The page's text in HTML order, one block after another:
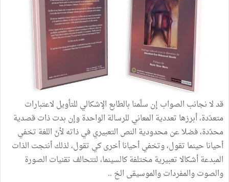
قد لا نجانب الصواب إن سلّمنا بالطابع الإشكالي للتأويل لاعتبارات
متعدّدة، أبرزها تعددية المعاني للرسالة الواحدة وإن بدت ذات قصدية
محدّدة، فضلا عن محدودية النص التعبيري في ذاته لأنّ اللغة تخفي
أحيانا حينما تقول، وتخفي أحيانا أخرى كي تقول، لذلك أنتجت الذات
المبدعة أشكالا تعبيرية مختلفة كالسينما، لتتحالف تقنيات الصورة
والصوت والمفردات والموسيقى الخ ..